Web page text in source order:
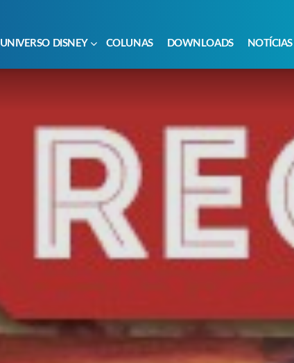
UNIVERSO DISNEY COLUNAS DOWNLOADS NOTÍCIAS